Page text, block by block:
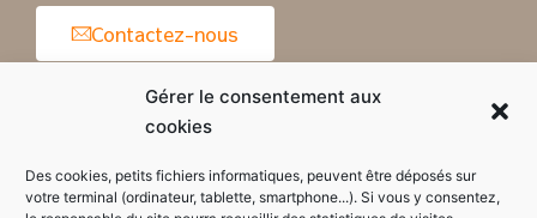
Gérer le consentement aux
cookies
Des cookies, petits fichiers informatiques, peuvent être déposés sur
votre terminal (ordinateur, tablette, smartphone...). Si vous y consentez,
Contactez-nous
Horaires d'ouverture de la mairie